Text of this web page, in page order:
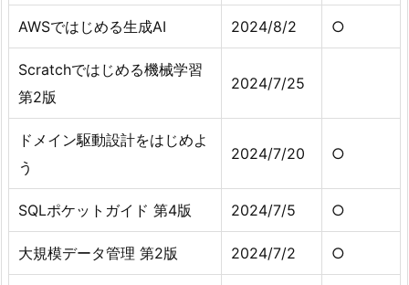
AWSではじめる生成AI 2024/8/2 ○
Scratchではじめる機械学習
第2版
2024/7/25
ドメイン駆動設計をはじめよ
う
2024/7/20 ○
SQLポケットガイド 第4版 2024/7/5 ○
大規模データ管理 第2版 2024/7/2 ○